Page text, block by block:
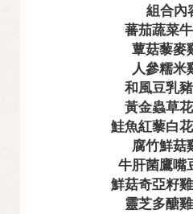
組合內
蕃茄蔬菜
蕈菇藜麥
人參糯米
和風豆乳
黃金蟲草
鮭魚紅藜白
腐竹鮮菇
牛肝菌鷹嘴
鮮菇奇亞籽
靈芝多醣